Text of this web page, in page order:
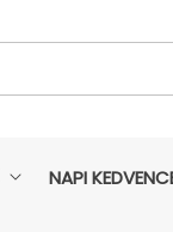
NAPI